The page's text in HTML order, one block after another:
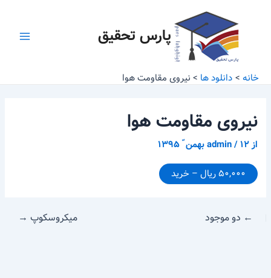
پارس تحقیق
خانه دانلود ها نیروی مقاومت هوا
نیروی مقاومت هوا
از admin/۱۲ بهمن ّ ۱۳۹۵
۵۰,۰۰۰ ریال – خرید
← دو موجود میکروسکوپ →